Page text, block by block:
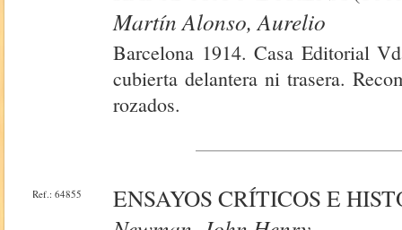
Martín Alonso, Aurelio
Barcelona 1914. Casa Editorial
cubierta delantera ni trasera.
rozados.
Ref.: 64855
ENSAYOS CRÍTICOS E